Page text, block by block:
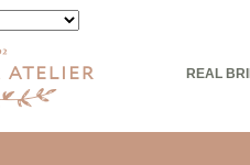
REAL